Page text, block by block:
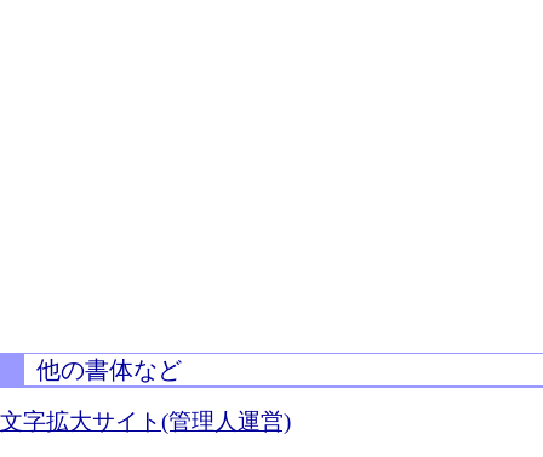
他の書体など
文字拡大サイト(管理人運営)